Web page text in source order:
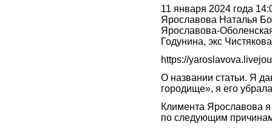
11 января 2024 года
Ярославова Наталья
Ярославова-
Годунина, экс Чистякова
https://
О названии статьи. Я
городище», я его
Климента Ярославова
по следующим